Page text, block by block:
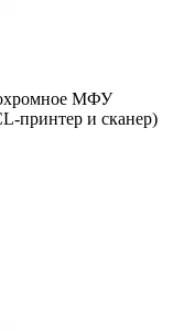
МФУ
принтер и сканер)